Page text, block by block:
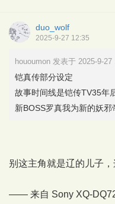
duo_wolf
2025-9-27 12:35
hououmon 发表于 2025-9-27
铠真传部分设定
故事时间线是铠传TV35年
新BOSS罗真我为新的妖邪
别这主角就是辽的儿子
—— 来自 Sony XQ-